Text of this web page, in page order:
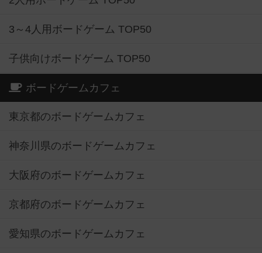
3～4人用ボードゲーム TOP50
子供向けボードゲーム TOP50
ボードゲームカフェ
東京都のボードゲームカフェ
神奈川県のボードゲームカフェ
大阪府のボードゲームカフェ
京都府のボードゲームカフェ
愛知県のボードゲームカフェ